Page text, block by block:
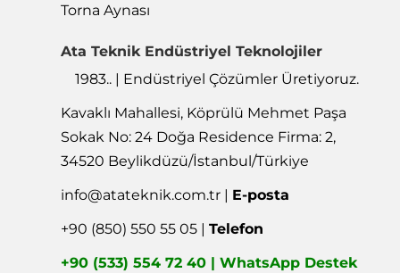
Torna Aynası
Ata Teknik Endüstriyel Teknolojiler
1983.. | Endüstriyel Çözümler Üretiyoruz.
Kavaklı Mahallesi, Köprülü Mehmet Paşa
Sokak No: 24 Doğa Residence Firma: 2,
34520 Beylikdüzü/İstanbul/Türkiye
info@atateknik.com.tr | E-posta
+90 (850) 550 55 05 |Telefon
+90 (533) 554 72 40 | WhatsApp Destek